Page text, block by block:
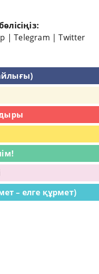
|Telegram |Twitter
– елге құрмет)